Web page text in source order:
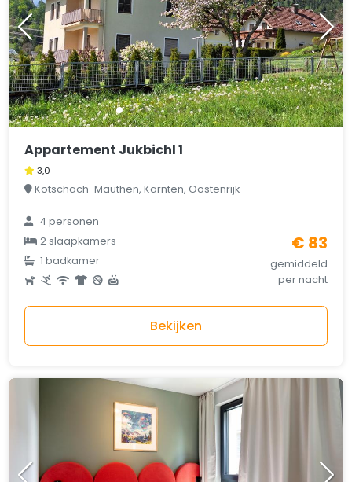
Appartement Jukbichl 1
3,0
Kötschach-Mauthen, Kärnten, Oostenrijk
4 personen
2 slaapkamers
1 badkamer
€ 83
gemiddeld
per nacht
Bekijken